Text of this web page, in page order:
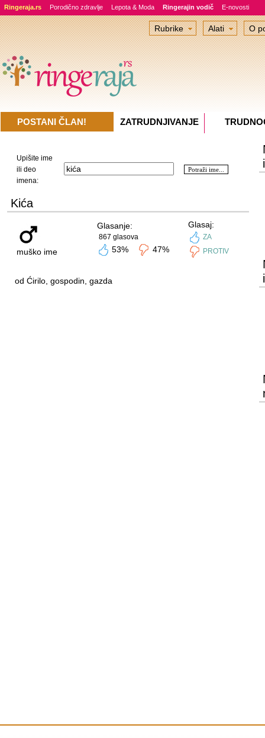
Ringeraja.rs Porodično zdravlje Lepota & Moda Ringerajin vodič E-novosti
Upišite ime
ili deo
imena:
Kića
muško ime
Glasanje:
867 glasova
53% 47%
Glasaj:
ZA
PROTIV
od Ćirilo, gospodin, gazda
Rubrike Alati O
POSTANI ČLAN! ZATRUDNJIVANJE